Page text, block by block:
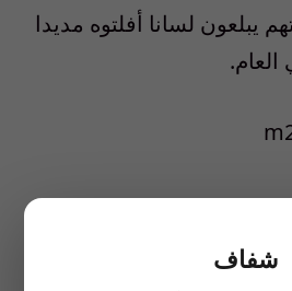
يبلعون لسانا أفلتوه مديدا
شفاف